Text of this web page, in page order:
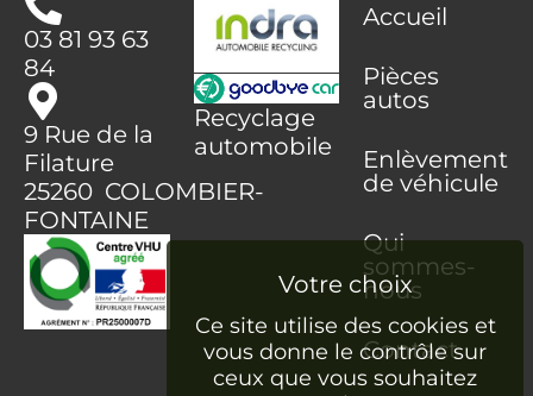
03 81 93 63
84
9 Rue de la
Filature
25260 COLOMBIER-
FONTAINE
Recyclage
automobile
Accueil
Pièces
autos
Enlèvement
de véhicule
Qui
sommes-
nous
Contact
Ce site utilise des cookies et
vous donne le contrôle sur
ceux que vous souhaitez